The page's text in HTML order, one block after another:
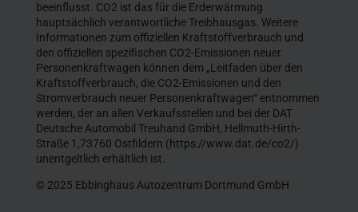
beeinflusst. CO2 ist das für die Erderwärmung
hauptsächlich verantwortliche Treibhausgas. Weitere
Informationen zum offiziellen Kraftstoffverbrauch und
den offiziellen spezifischen CO2-Emissionen neuer
Personenkraftwagen können dem „Leitfaden über den
Kraftstoffverbrauch, die CO2-Emissionen und den
Stromverbrauch neuer Personenkraftwagen“ entnommen
werden, der an allen Verkaufsstellen und bei der DAT
Deutsche Automobil Treuhand GmbH, Hellmuth-Hirth-
Straße 1,73760 Ostfildern (https://www.dat.de/co2/)
unentgeltlich erhältlich ist.
© 2025 Ebbinghaus Autozentrum Dortmund GmbH